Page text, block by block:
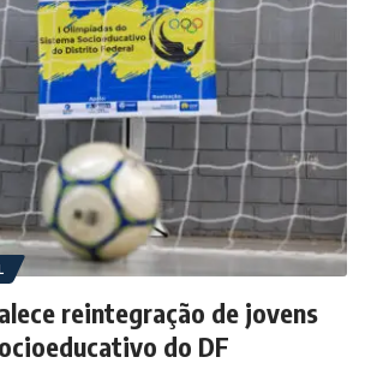
reintegração de jovens
do DF